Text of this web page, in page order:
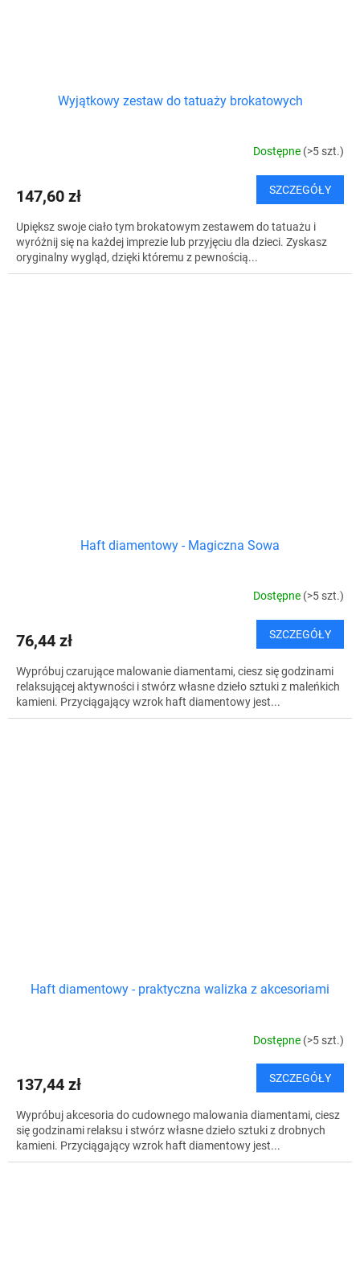
Wyjątkowy zestaw do tatuaży brokatowych
Dostępne (>5 szt.)
147,60 zł SZCZEGÓŁY
Upiększ swoje ciało tym brokatowym zestawem do tatuażu i
wyróżnij się na każdej imprezie lub przyjęciu dla dzieci. Zyskasz
oryginalny wygląd, dzięki któremu z pewnością...
Haft diamentowy - Magiczna Sowa
Dostępne (>5 szt.)
76,44 zł SZCZEGÓŁY
Wypróbuj czarujące malowanie diamentami, ciesz się godzinami
relaksującej aktywności i stwórz własne dzieło sztuki z maleńkich
kamieni. Przyciągający wzrok haft diamentowy jest...
Haft diamentowy - praktyczna walizka z akcesoriami
Dostępne (>5 szt.)
137,44 zł SZCZEGÓŁY
Wypróbuj akcesoria do cudownego malowania diamentami, ciesz
się godzinami relaksu i stwórz własne dzieło sztuki z drobnych
kamieni. Przyciągający wzrok haft diamentowy jest...